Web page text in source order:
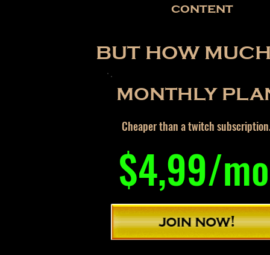
content
BUT HOW
MONTHLY
Cheaper than a twitch
$4,99/